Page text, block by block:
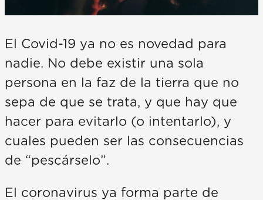
El Covid-19 ya no es novedad para
nadie. No debe existir una sola
persona en la faz de la tierra que no
sepa de que se trata, y que hay que
hacer para evitarlo (o intentarlo), y
cuales pueden ser las consecuencias
de “pescárselo”.
El coronavirus ya forma parte de